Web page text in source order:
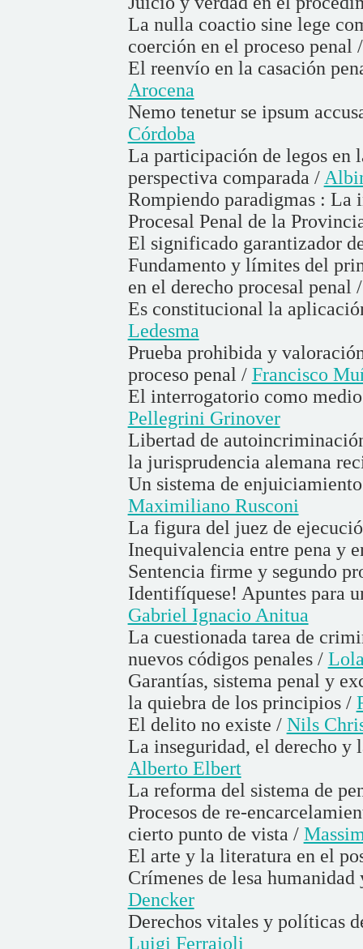
La nulla coactio sine lege
coerción en el proceso penal
El reenvío en la casación
Arocena
Nemo tenetur se ipsum
Córdoba
La participación de legos en
perspectiva comparada /
Rompiendo paradigmas : La
Procesal Penal de la
El significado garantizador
Fundamento y límites del
en el derecho procesal penal
Es constitucional la
Ledesma
Prueba prohibida y
proceso penal / Francisco
El interrogatorio como
Pellegrini Grinover
Libertad de
la jurisprudencia alemana
Un sistema de
Maximiliano Rusconi
La figura del juez de
Inequivalencia entre pena y
Sentencia firme y segundo
Identifíquese! Apuntes para
Gabriel Ignacio Anitua
La cuestionada tarea de
nuevos códigos penales /
Garantías, sistema penal y
la quiebra de los principios /
El delito no existe / Nils
La inseguridad, el derecho
Alberto Elbert
La reforma del sistema de
Procesos de re-
cierto punto de vista /
El arte y la literatura en el
Crímenes de lesa
Dencker
Derechos vitales y políticas
Luigi Ferrajoli